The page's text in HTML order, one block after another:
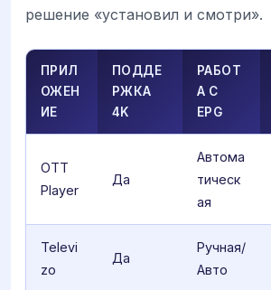
решение «установил и смотри».
ПРИЛ
ОЖЕН
ИЕ
ПОДДЕ
РЖКА
4K
РАБОТ
А С
EPG
OTT
Player
Да
Автома
тическ
ая
Televi
zo
Да
Ручная/
Авто